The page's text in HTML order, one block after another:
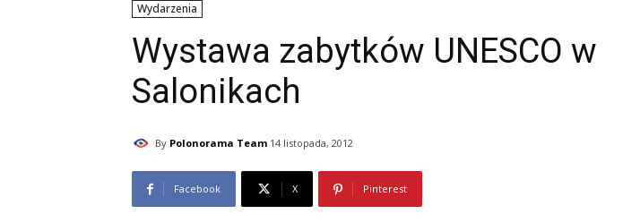
Wydarzenia
Wystawa zabytków UNESCO w
Salonikach
By Polonorama Team 14 listopada, 2012
Facebook X Pinterest